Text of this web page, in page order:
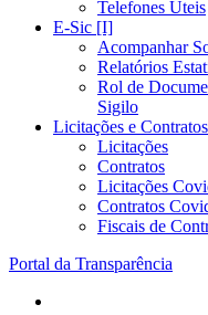
Telefones Úteis
E-Sic [I]
Acompanhar
Relatórios
Rol de
Sigilo
Licitações e
Licitações
Contratos
Licitações
Contratos
Fiscais de
Portal da Transparência